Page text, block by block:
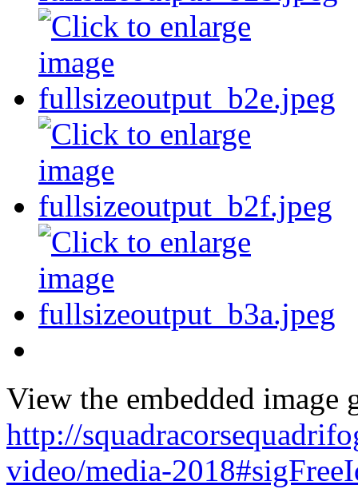
View the embedded image
http://
video/media-